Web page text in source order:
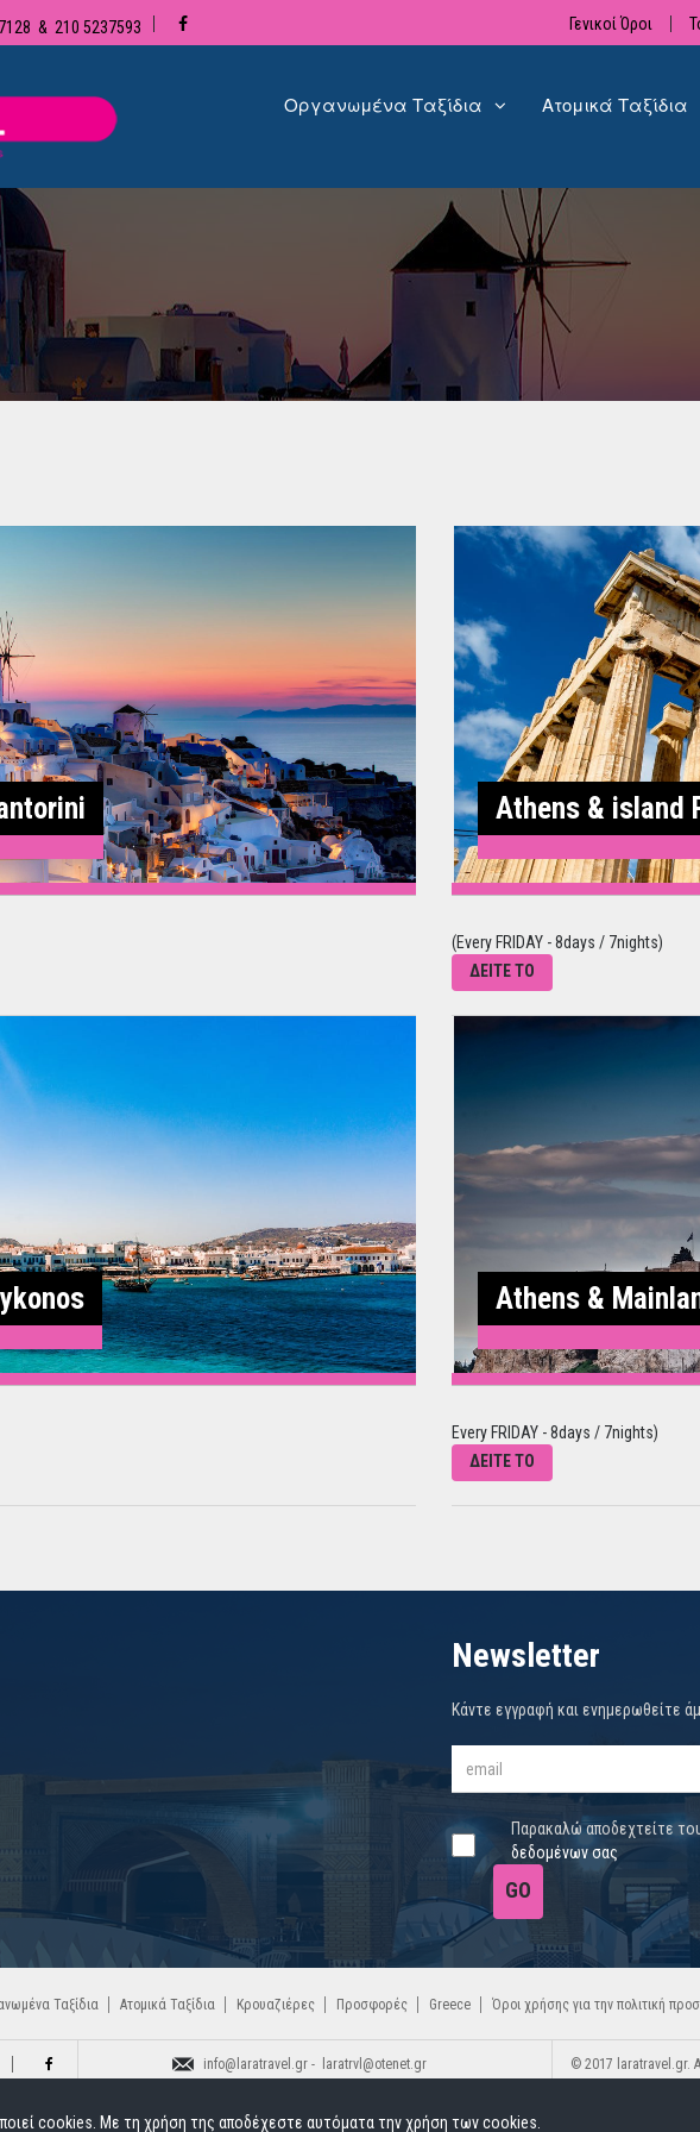
& 210 5237593 Γενικοί Όροι
Οργανωμένα Ταξίδια Ατομικά Ταξίδια
Athens & island
(Every FRIDAY - 8days / 7nights)
ΔΕΙΤΕ ΤΟ
Athens &
Every FRIDAY - 8days / 7nights)
ΔΕΙΤΕ ΤΟ
Newsletter
Κάντε εγγραφή και ενημερωθείτε
Παρακαλώ αποδεχτείτε
δεδομένων σας
GO
Ταξίδια Ατομικά Ταξίδια Κρουαζιέρες Προσφορές Greece Όροι χρήσης για την πολιτική
info@laratravel.gr - laratrvl@otenet.gr
© 2017 laratravel.gr.
cookies. Με τη χρήση της αποδέχεστε αυτόματα την χρήση των cookies.